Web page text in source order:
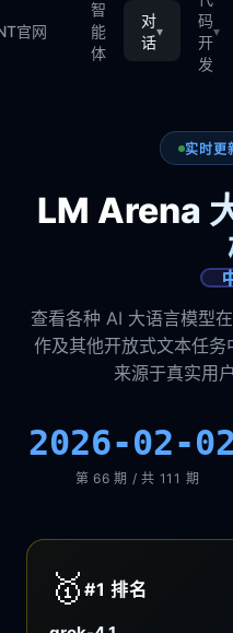
官网
智
能
体
对
话
▾
码
开
发
▾
实时更
LM Arena
查看各种 AI 大语言模型
作及其他开放式文本任
来源于真实用
2026-02-
第 66 期 / 共 111 期
🥇 #1排名